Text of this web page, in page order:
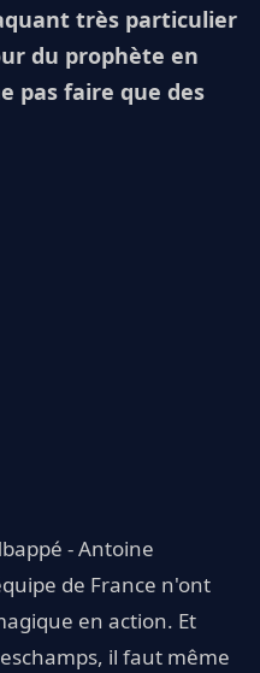
très particulier
du prophète en
pas faire que des
- Antoine
de France n'ont
en action. Et
il faut même